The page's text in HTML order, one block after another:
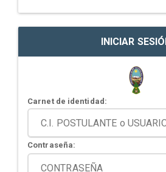
INICIAR
Carnet de identidad:
Contraseña: